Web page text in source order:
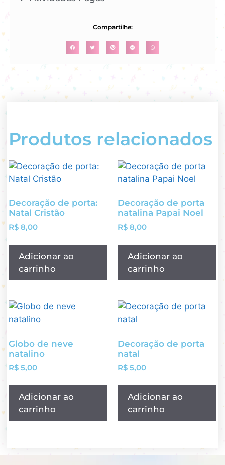
Compartilhe:
Produtos relacionados
Decoração de porta:
Natal Cristão
R$ 8,00
Adicionar ao
carrinho
Decoração de porta
natalina Papai Noel
R$ 8,00
Adicionar ao
carrinho
Globo de neve
natalino
R$ 5,00
Adicionar ao
carrinho
Decoração de porta
natal
R$ 5,00
Adicionar ao
carrinho